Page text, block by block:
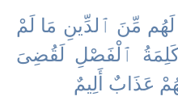
مِّنَ ٱلدِّينِ مَا لَمْ
كَلِمَةُ ٱلْفَصْلِ لَقُضِىَ
عَذَابٌ أَلِيمٌ